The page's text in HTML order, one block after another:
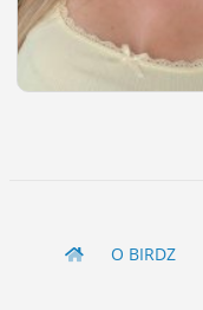
O BIRDZ